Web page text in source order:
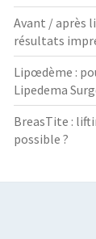
Avant / après
résultats
Lipœdème :
Lipedema
BreasTite :
possible ?